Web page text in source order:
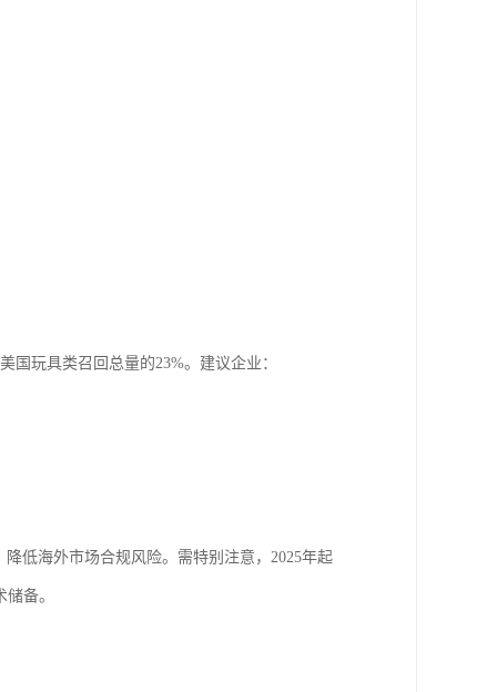
国玩具类召回总量的23%。建议企业：
低海外市场合规风险。需特别注意，2025年起
备。